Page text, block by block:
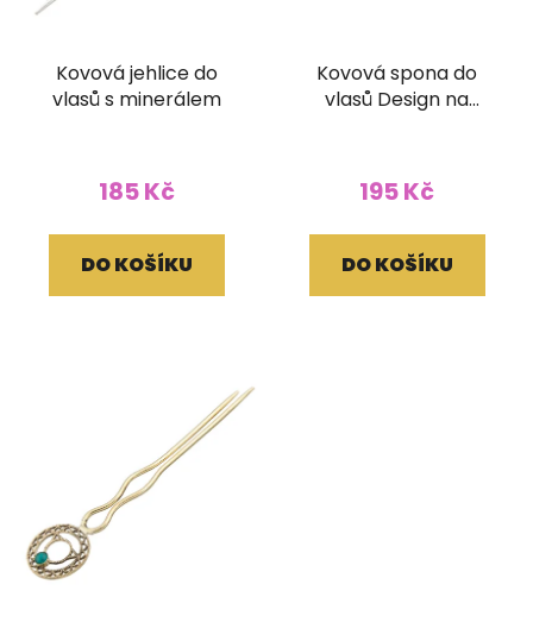
Kovová jehlice do
vlasů s minerálem
185 Kč
DO KOŠÍKU
Kovová spona do
vlasů Design na
195 Kč
DO KOŠÍKU